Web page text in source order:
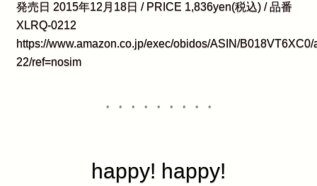
発売日 2015年12月18日 / PRICE 1,836yen(税込) / 品番
XLRQ-0212
https://www.amazon.co.jp/exec/obidos/ASIN/
22/ref=nosim
・・・・・・・・・
happy! happy!